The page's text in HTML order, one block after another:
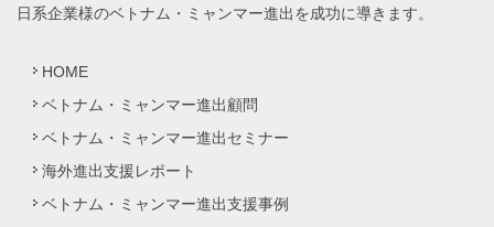
日系企業様のベトナム・ミャンマー進出を成功に導きます。
HOME
ベトナム・ミャンマー進出顧問
ベトナム・ミャンマー進出セミナー
海外進出支援レポート
ベトナム・ミャンマー進出支援事例